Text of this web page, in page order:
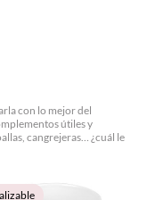
con lo mejor del
útiles y
cangrejeras… ¿cuál le